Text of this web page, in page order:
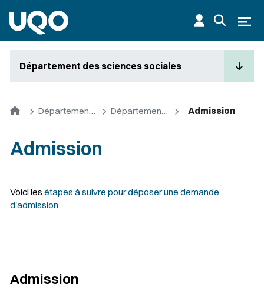
Département des sciences sociales
Accueil Départements et cycles supérieurs Département des sciences sociales Admission
Admission
Voici les étapes à suivre pour déposer une demande
d'admission
Admission